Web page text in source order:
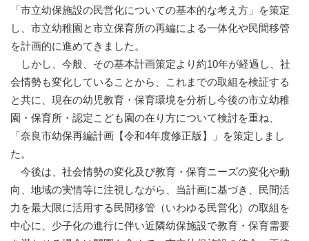
「市立幼保施設の民営化についての基本的な考え方」を策定
し、市立幼稚園と市立保育所の再編による一体化や民間移管
を計画的に進めてきました。
しかし、今般、その基本計画策定より約10年が経過し、社
会情勢も変化していることから、これまでの取組を検証する
と共に、現在の幼児教育・保育環境を分析し今後の市立幼稚
園・保育所・認定こども園の在り方について検討を重ね、
「奈良市幼保再編計画【令和4年度修正版】」を策定しまし
た。
今後は、社会情勢の変化及び教育・保育ニーズの変化や動
向、地域の実情等に注視しながら、当計画に基づき、民間活
力を最大限に活用する民間移管（いわゆる民営化）の取組を
中心に、少子化の進行に伴い近隣幼保施設で教育・保育需要